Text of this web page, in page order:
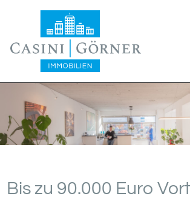
Bis zu 90.000 Euro